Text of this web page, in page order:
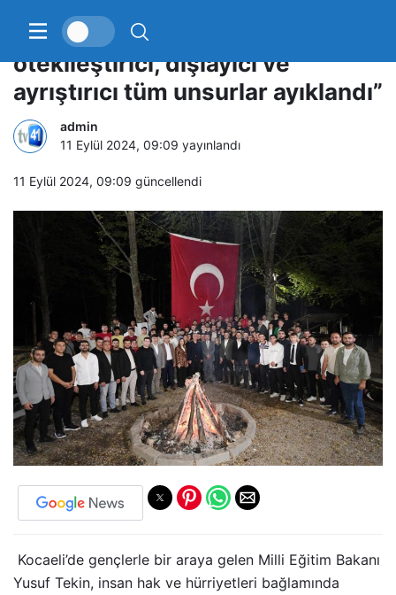
Bakan Tekin: “Müfredatta
ötekileştirici, dışlayıcı ve
ayrıştırıcı tüm unsurlar ayıklandı”
admin
11 Eylül 2024, 09:09 yayınlandı
11 Eylül 2024, 09:09 güncellendi
Kocaeli’de gençlerle bir araya gelen Milli Eğitim Bakanı
Yusuf Tekin, insan hak ve hürriyetleri bağlamında